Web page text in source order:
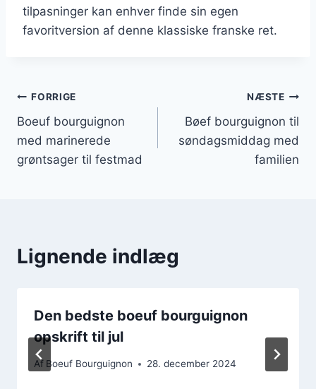
tilpasninger kan enhver finde sin egen
favoritversion af denne klassiske franske ret.
Indlægsnavigation
FORRIGE
Boeuf bourguignon
med marinerede
grøntsager til festmad
NÆSTE
Bøef bourguignon til
søndagsmiddag med
familien
Lignende indlæg
Den bedste boeuf bourguignon
opskrift til jul
Af Boeuf Bourguignon 28. december 2024